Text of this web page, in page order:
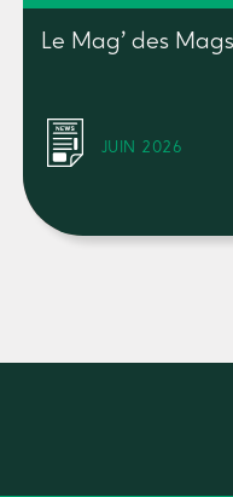
Le Mag’ des
JUIN 2026